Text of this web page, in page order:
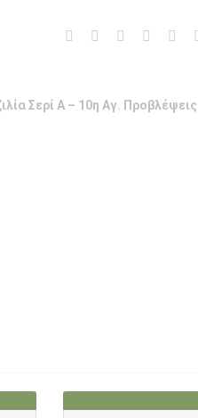
Σερί Α – 10η Αγ. Προβλέψεις